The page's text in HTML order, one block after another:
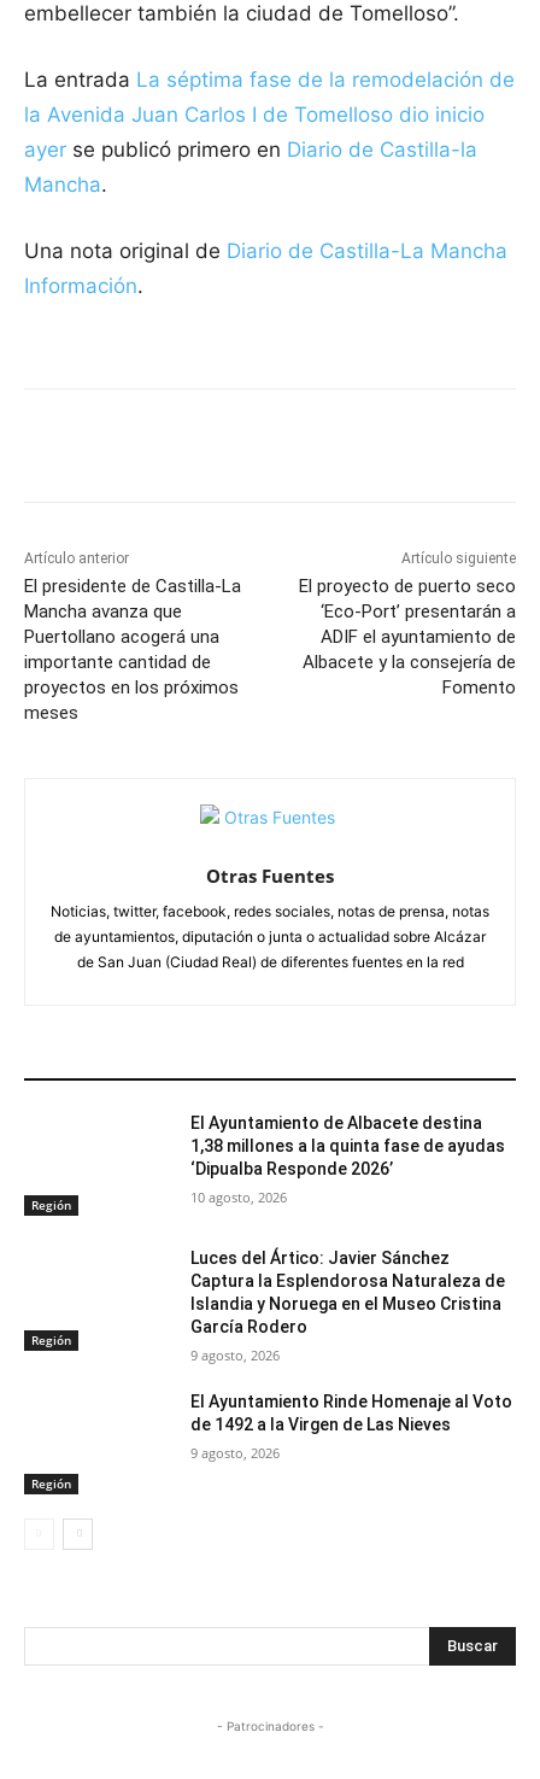
embellecer también la ciudad de Tomelloso”.
La entrada La séptima fase de la remodelación de
la Avenida Juan Carlos I de Tomelloso dio inicio
ayer se publicó primero en Diario de Castilla-la
Mancha.
Una nota original de Diario de Castilla-La Mancha
Información.
Artículo anterior
El presidente de Castilla-La
Mancha avanza que
Puertollano acogerá una
importante cantidad de
proyectos en los próximos
meses
Artículo siguiente
El proyecto de puerto seco
‘Eco-Port’ presentarán a
ADIF el ayuntamiento de
Albacete y la consejería de
Fomento
Otras Fuentes
Noticias, twitter, facebook, redes sociales, notas de prensa, notas
de ayuntamientos, diputación o junta o actualidad sobre Alcázar
de San Juan (Ciudad Real) de diferentes fuentes en la red
Región
El Ayuntamiento de Albacete destina
1,38 millones a la quinta fase de ayudas
‘Dipualba Responde 2026’
10 agosto, 2026
Región
Luces del Ártico: Javier Sánchez
Captura la Esplendorosa Naturaleza de
Islandia y Noruega en el Museo Cristina
García Rodero
9 agosto, 2026
Región
El Ayuntamiento Rinde Homenaje al Voto
de 1492 a la Virgen de Las Nieves
9 agosto, 2026
Buscar
- Patrocinadores -